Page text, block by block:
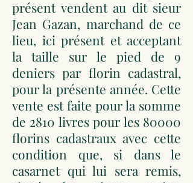
présent vendent au dit sieur
Jean Gazan, marchand de ce
lieu, ici présent et acceptant
la taille sur le pied de 9
deniers par florin cadastral,
pour la présente année. Cette
vente est faite pour la somme
de 2810 livres pour les 80000
florins cadastraux avec cette
condition que, si dans le
casarnet qui lui sera remis,